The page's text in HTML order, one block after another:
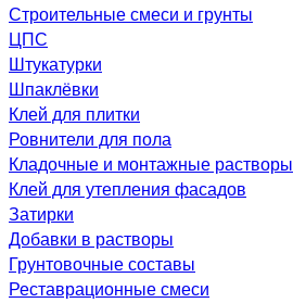
Строительные смеси и грунты
ЦПС
Штукатурки
Шпаклёвки
Клей для плитки
Ровнители для пола
Кладочные и монтажные растворы
Клей для утепления фасадов
Затирки
Добавки в растворы
Грунтовочные составы
Реставрационные смеси